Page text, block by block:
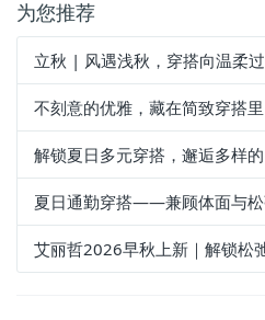
为您推荐
立秋 | 风遇浅秋，穿搭向温柔
不刻意的优雅，藏在简致穿搭里
解锁夏日多元穿搭，邂逅多样
夏日通勤穿搭——兼顾体面与
艾丽哲2026早秋上新｜解锁松